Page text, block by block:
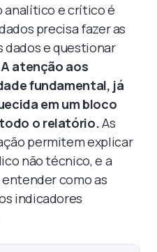
analítico e crítico é
precisa fazer as
dados e questionar
A atenção aos
fundamental, já
em um bloco
o relatório.As
permitem explicar
não técnico, e a
como as
indicadores